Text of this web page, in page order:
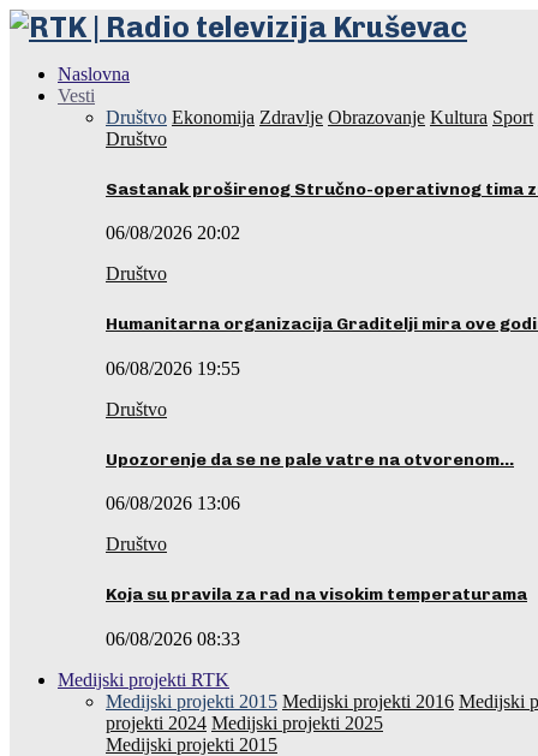
Naslovna
Vesti
Društvo Ekonomija Zdravlje Obrazovanje Kultura Sport
Društvo
Sastanak proširenog Stručno-operativnog tima
06/08/2026 20:02
Društvo
Humanitarna organizacija Graditelji mira ove
06/08/2026 19:55
Društvo
Upozorenje da se ne pale vatre na otvorenom…
06/08/2026 13:06
Društvo
Koja su pravila za rad na visokim temperaturama
06/08/2026 08:33
Medijski projekti RTK
Medijski projekti 2015 Medijski projekti 2016 Medijski
projekti 2024 Medijski projekti 2025
Medijski projekti 2015